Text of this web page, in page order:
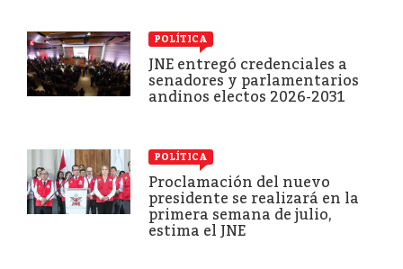
POLÍTICA
JNE entregó credenciales a
senadores y parlamentarios
andinos electos 2026-2031
POLÍTICA
Proclamación del nuevo
presidente se realizará en la
primera semana de julio,
estima el JNE